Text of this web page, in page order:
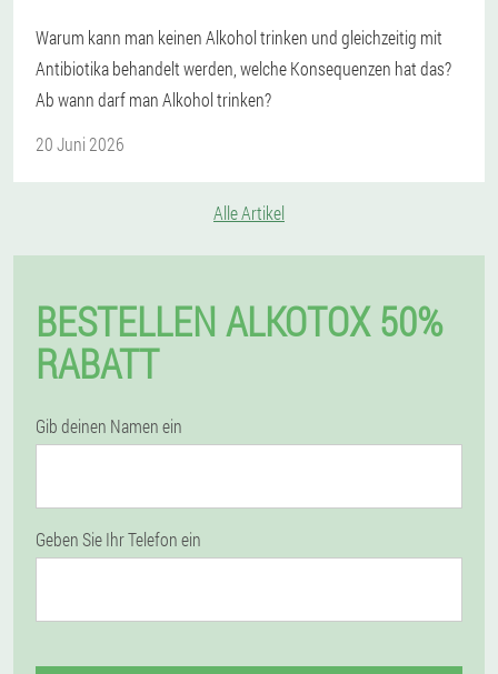
Warum kann man keinen Alkohol trinken und gleichzeitig mit
Antibiotika behandelt werden, welche Konsequenzen hat das?
Ab wann darf man Alkohol trinken?
20 Juni 2026
Alle Artikel
BESTELLEN ALKOTOX 50%
RABATT
Gib deinen Namen ein
Geben Sie Ihr Telefon ein